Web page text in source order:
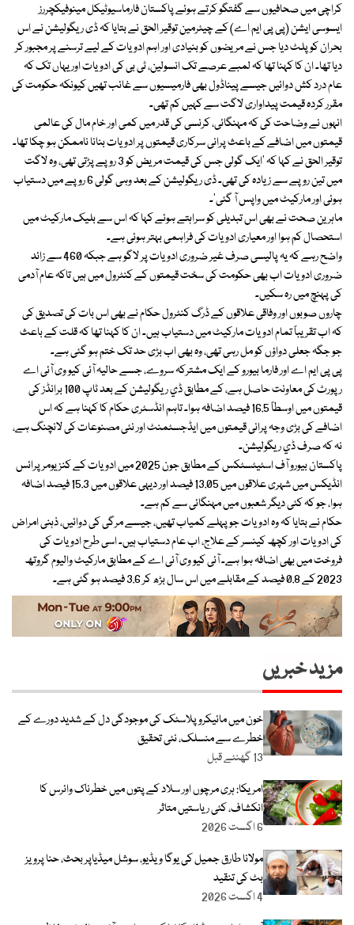
کراچی میں صحافیوں سے گفتگو کرتے ہوئے پاکستان فارماسیوٹیکل مینوفیکچررز
ایسوسی ایشن (پی پی ایم اے) کے چیئرمین توقیر الحق نے بتایا کہ ڈی ریگولیشن نے اس
بحران کو پلٹ دیا جس نے مریضوں کو بنیادی اور اہم ادویات کے لیے ترسنے پر مجبور کر
دیا تھا۔ ان کا کہنا تھا کہ لمبے عرصے تک انسولین، ٹی بی کی ادویات اور یہاں تک کہ
عام درد کش دوائیں جیسے پیناڈول بھی فارمیسیوں سے غائب تھیں کیونکہ حکومت کی
مقرر کردہ قیمت پیداواری لاگت سے کہیں کم تھی۔
انہوں نے وضاحت کی کہ مہنگائی، کرنسی کی قدر میں کمی اور خام مال کی عالمی
قیمتوں میں اضافے کے باعث پرانی سرکاری قیمتوں پر ادویات بنانا ناممکن ہو چکا تھا۔
توقیر الحق نے کہا کہ ’ایک گولی جس کی قیمت مریض کو 3 روپے پڑتی تھی، وہ لاگت
میں تین روپے سے زیادہ کی تھی۔ ڈی ریگولیشن کے بعد وہی گولی 6 روپے میں دستیاب
ہوئی اور مارکیٹ میں واپس آ گئی‘۔
ماہرین صحت نے بھی اس تبدیلی کو سراہتے ہوئے کہا کہ اس سے بلیک مارکیٹ میں
استحصال کم ہوا اور معیاری ادویات کی فراہمی بہتر ہوئی ہے۔
واضح رہے کہ یہ پالیسی صرف غیر ضروری ادویات پر لاگو ہے جبکہ 460 سے زائد
ضروری ادویات اب بھی حکومت کی سخت قیمتوں کے کنٹرول میں ہیں تاکہ عام آدمی
کی پہنچ میں رہ سکیں۔
چاروں صوبوں اور وفاقی علاقوں کے ڈرگ کنٹرول حکام نے بھی اس بات کی تصدیق کی
کہ اب تقریباً تمام ادویات مارکیٹ میں دستیاب ہیں۔ ان کا کہنا تھا کہ قلت کے باعث
جو جگہ جعلی دواؤں کو مل رہی تھی، وہ بھی اب بڑی حد تک ختم ہو گئی ہے۔
پی پی ایم اے اور فارما بیورو کے ایک مشترکہ سروے، جسے حالیہ آئی کیو وی آئی اے
رپورٹ کی معاونت حاصل ہے، کے مطابق ڈي ریگولیشن کے بعد ٹاپ 100 برانڈز کی
قیمتوں میں اوسطاً 16.5 فیصد اضافہ ہوا۔ تاہم انڈسٹری حکام کا کہنا ہے کہ اس
اضافے کی بڑی وجہ پرانی قیمتوں میں ایڈجسٹمنٹ اور نئی مصنوعات کی لانچنگ ہے،
نہ کہ صرف ڈي ریگولیشن۔
پاکستان بیورو آف اسٹیٹسٹکس کے مطابق جون 2025 میں ادویات کے کنزیومر پرائس
انڈیکس میں شہری علاقوں میں 13.05 فیصد اور دیہی علاقوں میں 15.3 فیصد اضافہ
ہوا، جو کہ کئی دیگر شعبوں میں مہنگائی سے کم ہے۔
حکام نے بتایا کہ وہ ادویات جو پہلے کمیاب تھیں، جیسے مرگی کی دوائیں، ذہنی امراض
کی ادویات اور کچھ کینسر کے علاج، اب عام دستیاب ہیں۔ اسی طرح ادویات کی
فروخت میں بھی اضافہ ہوا ہے۔ آئی کیو وی آئی اے کے مطابق مارکیٹ والیوم گروتھ
2023 کے 0.8 فیصد کے مقابلے میں اس سال بڑھ کر 3.6 فیصد ہو گئی ہے۔
مزید خبریں
خون میں مائیکرو پلاسٹک کی موجودگی دل کے شدید دورے کے
خطرے سے منسلک، نئی تحقیق
13 گھنٹے قبل
امریکا: ہری مرچوں اور سلاد کے پتوں میں خطرناک وائرس کا
انکشاف، کئی ریاستیں متاثر
6 اگست 2026
مولانا طارق جمیل کی یوگا ویڈیو، سوشل میڈیاپر بحث، حنا پرویز
بٹ کی تنقید
4 اگست 2026